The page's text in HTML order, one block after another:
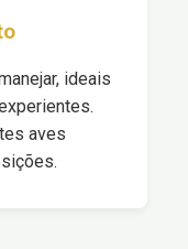
ideais
aves